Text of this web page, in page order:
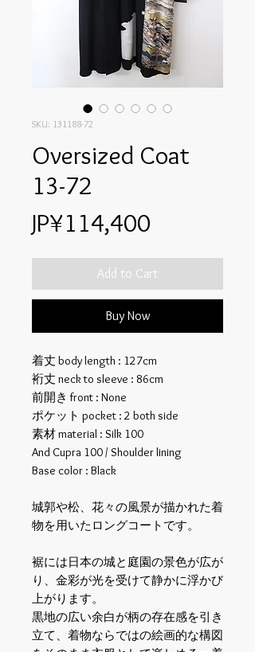
SKU: 131188-72
Oversized Coat
13-72
JP¥114,400
Add to Cart
Buy Now
着丈 body length : 127cm
裄丈 neck to sleeve : 86cm
前開き front : None
ポケット pocket : 2 both side
素材 material : Silk 100
And Cupra 100 / Shoulder lining
Base color : Black
城郭や松、花々の風景が描かれた着
物を用いたロングコートです。
裾には日本の城と庭園の景色が広が
り、金彩が光を受けて静かに浮かび
上がります。
黒地の広い余白が柄の存在感を引き
立て、着物ならではの絵画的な構図